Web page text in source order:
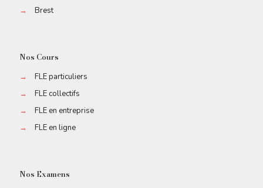
→
Brest
Nos Cours
→
FLE particuliers
→
FLE collectifs
→
FLE en entreprise
→
FLE en ligne
Nos Examens